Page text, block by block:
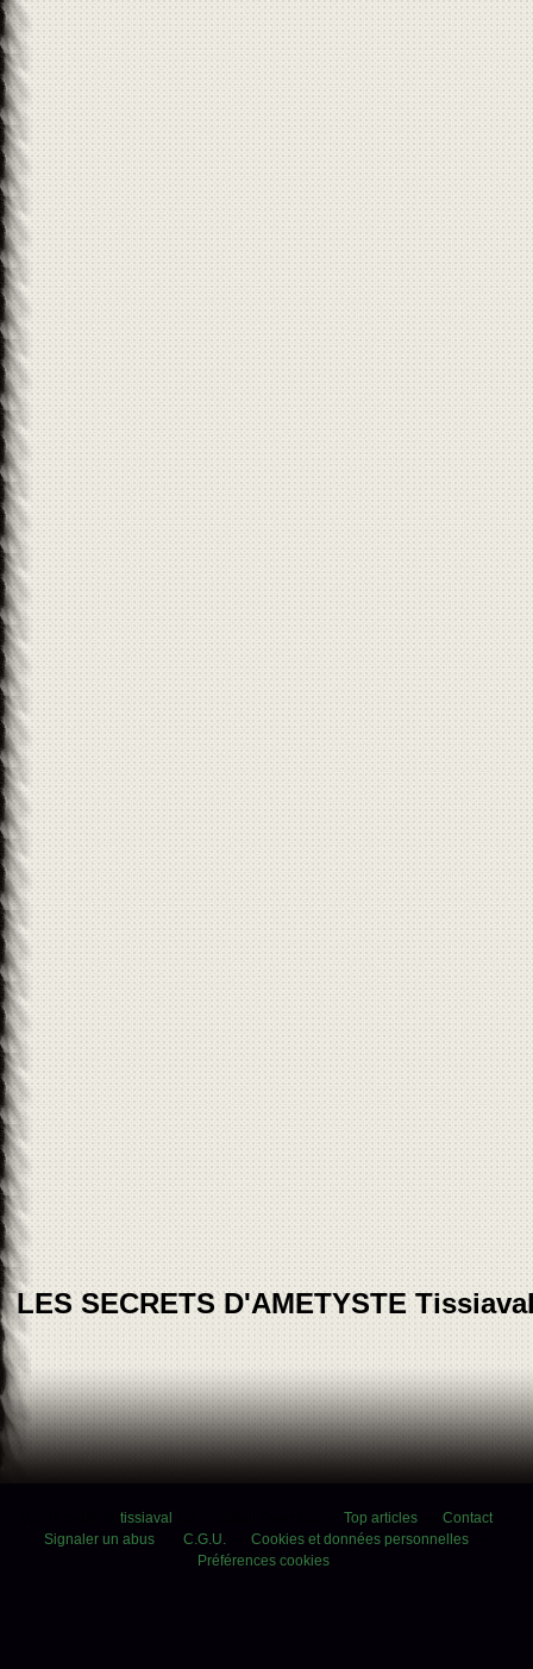
LES SECRETS D'AMETYSTE
tissiaval Top articles
Contact
Signaler un abus
C.G.U.
Cookies et données personnelles
Préférences cookies